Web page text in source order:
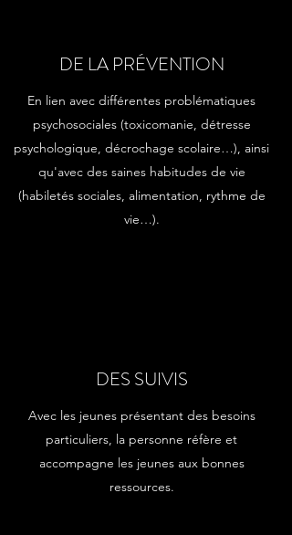
DE LA PRÉVENTION
En lien avec différentes problématiques
psychosociales (toxicomanie, détresse
psychologique, décrochage scolaire…), ainsi
qu'avec des saines habitudes de vie
(habiletés sociales, alimentation, rythme de
vie…).
DES SUIVIS
Avec les jeunes présentant des besoins
particuliers, la personne réfère et
accompagne les jeunes aux bonnes
ressources.